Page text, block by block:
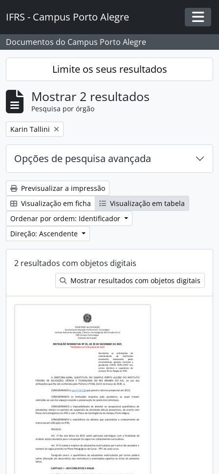
IFRS - Campus Porto Alegre
Documentos do Campus Porto Alegre
Limite os seus resultados
Mostrar 2 resultados
Pesquisa por órgão
Remover filtro:
Karin Tallini
Opções de pesquisa avançada
Previsualizar a impressão
Visualização em ficha
Visualização em tabela
Ordenar por ordem: Identificador
Direção: Ascendente
2 resultados com objetos digitais
Mostrar resultados com objetos digitais